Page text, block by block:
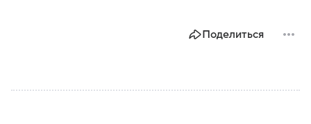
Поделиться